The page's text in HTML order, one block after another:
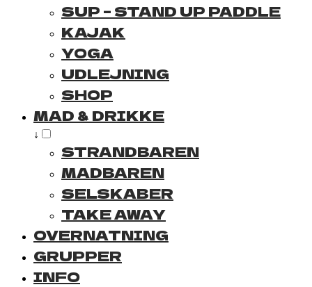
SUP – STAND UP PADDLE
KAJAK
YOGA
UDLEJNING
SHOP
MAD & DRIKKE
↓
STRANDBAREN
MADBAREN
SELSKABER
TAKE AWAY
OVERNATNING
GRUPPER
INFO